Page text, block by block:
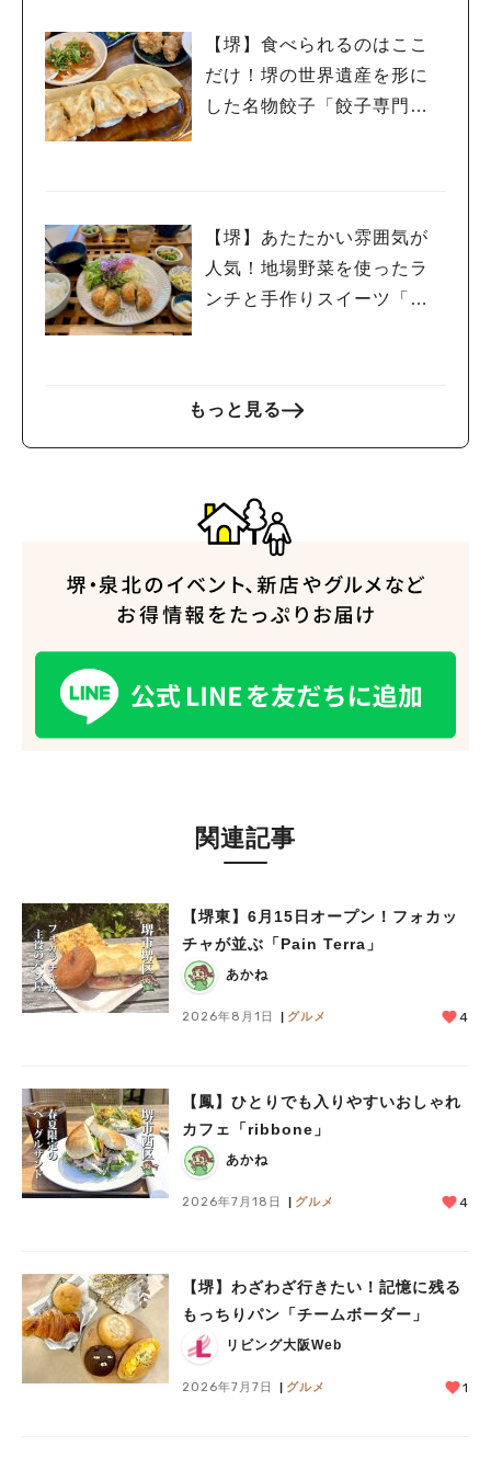
【堺】食べられるのはここ
だけ！堺の世界遺産を形に
した名物餃子「餃子専門店
【堺】あたたかい雰囲気が
人気！地場野菜を使ったラ
ンチと手作りスイーツ「こ
もっと見る
関連記事
【堺東】6月15日オープン！フォカッ
チャが並ぶ「Pain Terra」
あかね
2026年8月1日 グルメ 4
【鳳】ひとりでも入りやすいおしゃれ
カフェ「ribbone」
あかね
2026年7月18日 グルメ 4
【堺】わざわざ行きたい！記憶に残る
もっちりパン「チームボーダー」
リビング大阪Web
2026年7月7日 グルメ 1
#光明池駅 #なかもず駅